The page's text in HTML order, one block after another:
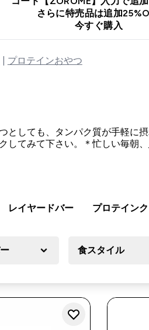
さらに特売品は追加
今すぐ購入
プロテインおやつ
としても、タンパク質が手軽
してみて下さい。＊忙しい毎朝、
レイヤードバー プロテイン
食スタイル